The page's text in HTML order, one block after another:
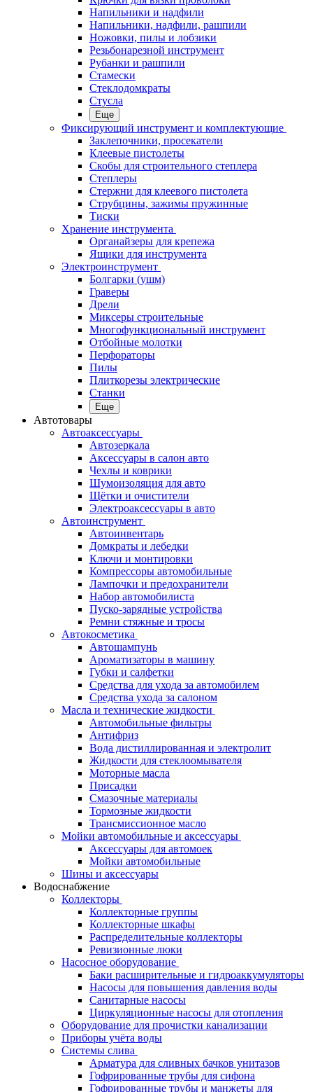
Напильники и надфили
Напильники, надфили, рашпили
Ножовки, пилы и лобзики
Резьбонарезной инструмент
Рубанки и рашпили
Стамески
Стеклодомкраты
Стусла
Еще
Фиксирующий инструмент и комплектующие
Заклепочники, просекатели
Клеевые пистолеты
Скобы для строительного степлера
Степлеры
Стержни для клеевого пистолета
Струбцины, зажимы пружинные
Тиски
Хранение инструмента
Органайзеры для крепежа
Ящики для инструмента
Электроинструмент
Болгарки (ушм)
Граверы
Дрели
Миксеры строительные
Многофункциональный инструмент
Отбойные молотки
Перфораторы
Пилы
Плиткорезы электрические
Станки
Еще
Автотовары
Автоаксессуары
Автозеркала
Аксессуары в салон авто
Чехлы и коврики
Шумоизоляция для авто
Щётки и очистители
Электроаксессуары в авто
Автоинструмент
Автоинвентарь
Домкраты и лебедки
Ключи и монтировки
Компрессоры автомобильные
Лампочки и предохранители
Набор автомобилиста
Пуско-зарядные устройства
Ремни стяжные и тросы
Автокосметика
Автошампунь
Ароматизаторы в машину
Губки и салфетки
Средства для ухода за автомобилем
Средства ухода за салоном
Масла и технические жидкости
Автомобильные фильтры
Антифриз
Вода дистиллированная и электролит
Жидкости для стеклоомывателя
Моторные масла
Присадки
Смазочные материалы
Тормозные жидкости
Трансмиссионное масло
Мойки автомобильные и аксессуары
Аксессуары для автомоек
Мойки автомобильные
Шины и аксессуары
Водоснабжение
Коллекторы
Коллекторные группы
Коллекторные шкафы
Распределительные коллекторы
Ревизионные люки
Насосное оборудование
Баки расширительные и гидроаккумуляторы
Насосы для повышения давления воды
Санитарные насосы
Циркуляционные насосы для отопления
Оборудование для прочистки канализации
Приборы учёта воды
Системы слива
Арматура для сливных бачков унитазов
Гофрированные трубы для сифона
Гофрированные трубы и манжеты для